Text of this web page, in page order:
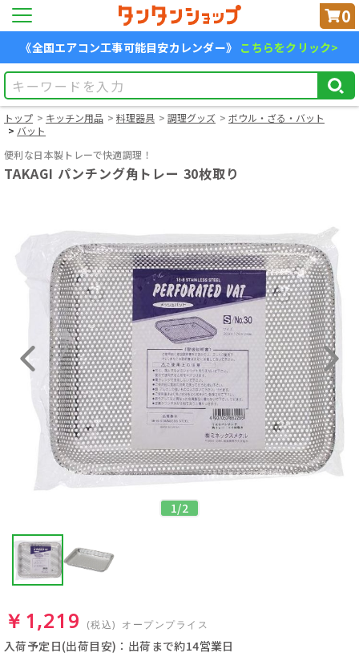
0
《全国エアコン工事可能目安カレンダー》 こちらをクリック>
トップ キッチン用品 料理器具 調理グッズ
ボウル・ざる・バット
バット
便利な日本製トレーで快適調理！
TAKAGI パンチング角トレー 30枚取り
1/2
￥1,219 (税込) オープンプライス
入荷予定日(出荷目安)：出荷まで約14営業日